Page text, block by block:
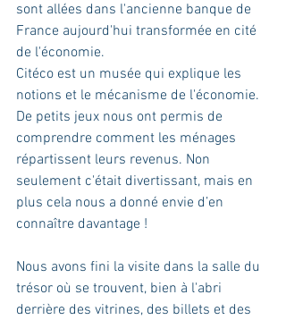
sont allées dans l'ancienne banque de
France aujourd'hui transformée en cité
de l'économie.
Citéco est un musée qui explique les
notions et le mécanisme de l'économie.
De petits jeux nous ont permis de
comprendre comment les ménages
répartissent leurs revenus. Non
seulement c'était divertissant, mais en
plus cela nous a donné envie d’en
connaître davantage !
Nous avons fini la visite dans la salle du
trésor où se trouvent, bien à l'abri
derrière des vitrines, des billets et des